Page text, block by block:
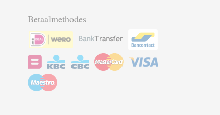
Betaalmethodes